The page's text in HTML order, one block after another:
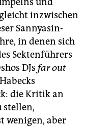
inzwischen
Sannyasin-
in denen sich
Sektenführers
DJs far out
die Kritik an
stellen,
wenigen, aber